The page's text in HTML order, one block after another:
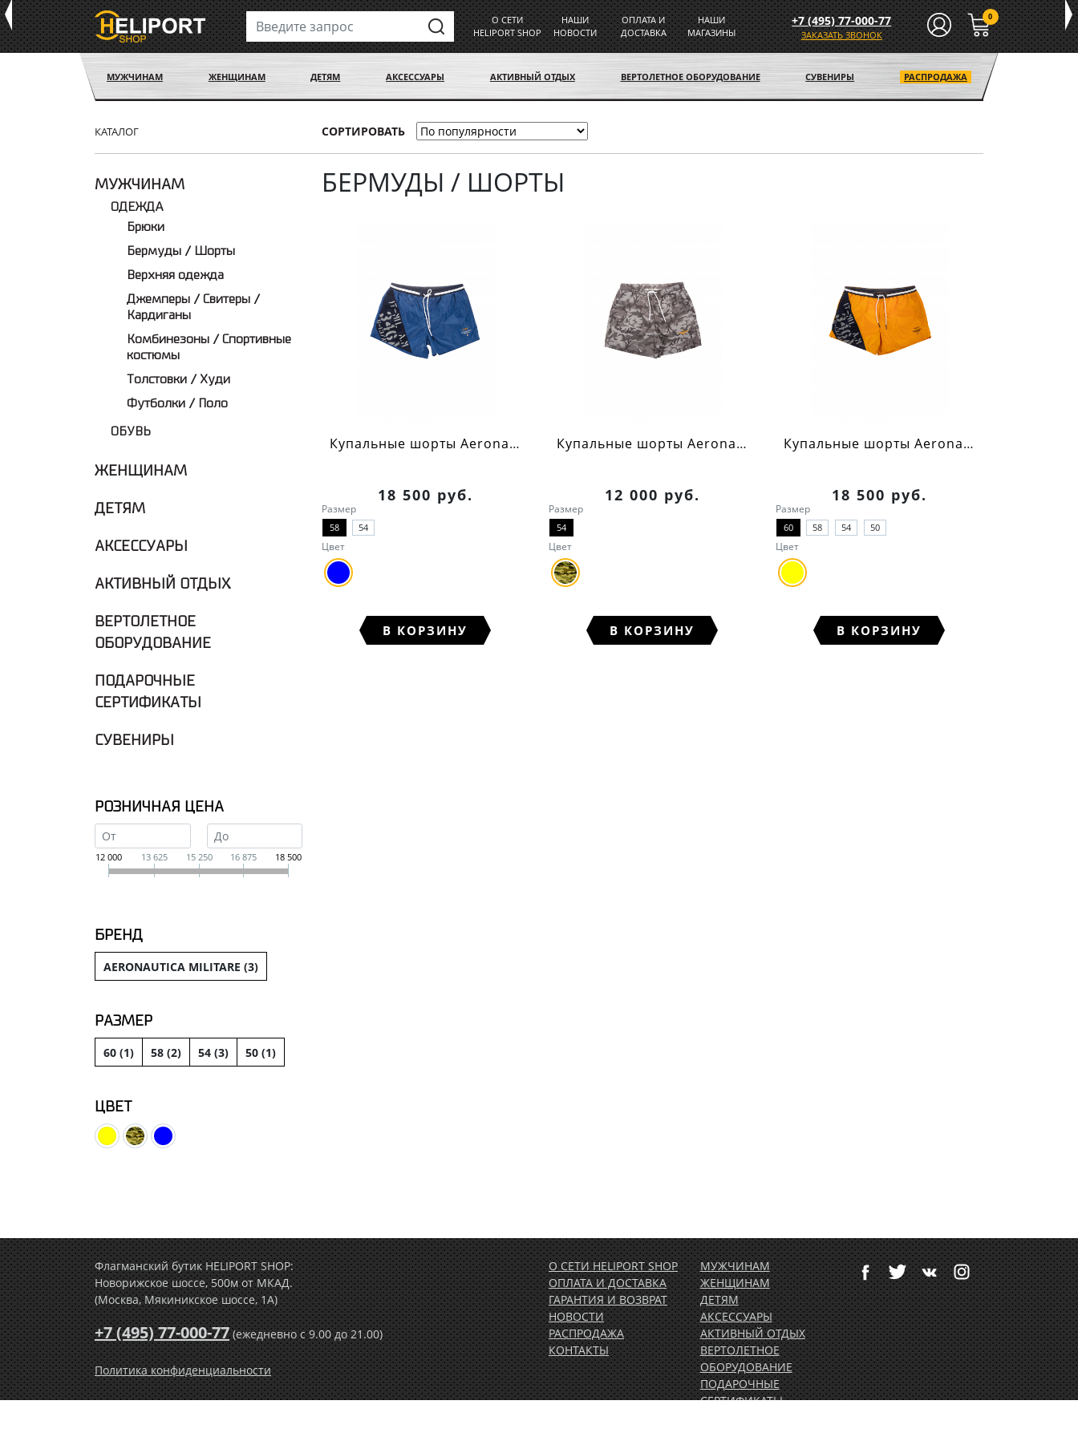
О СЕТИ
HELIPORT SHOP
НАШИ
НОВОСТИ
ОПЛАТА И
ДОСТАВКА
НАШИ
МАГАЗИНЫ
+7 (495) 77-000-77
ЗАКАЗАТЬ ЗВОНОК
0
МУЖЧИНАМ ЖЕНЩИНАМ ДЕТЯМ АКСЕССУАРЫ АКТИВНЫЙ ОТДЫХ ВЕРТОЛЕТНОЕ ОБОРУДОВАНИЕ СУВЕНИРЫ РАСПРОДАЖА
КАТАЛОГ СОРТИРОВАТЬ
МУЖЧИНАМ
ОДЕЖДА
Брюки
Бермуды / Шорты
Верхняя одежда
Джемперы / Свитеры /
Кардиганы
Комбинезоны / Спортивные
костюмы
Толстовки / Худи
Футболки / Поло
ОБУВЬ
ЖЕНЩИНАМ
ДЕТЯМ
АКСЕССУАРЫ
АКТИВНЫЙ ОТДЫХ
ВЕРТОЛЕТНОЕ
ОБОРУДОВАНИЕ
ПОДАРОЧНЫЕ
СЕРТИФИКАТЫ
СУВЕНИРЫ
РОЗНИЧНАЯ ЦЕНА
12 000 13 625 15 250 16 875 18 500
БРЕНД
AERONAUTICA MILITARE (3)
РАЗМЕР
60 (1) 58 (2) 54 (3) 50 (1)
ЦВЕТ
БЕРМУДЫ / ШОРТЫ
Купальные шорты Aeronautica Militare (синий)
18 500 руб.
Размер
58 54
Цвет
В КОРЗИНУ
Купальные шорты Aeronautica Militare (камуфляж)
12 000 руб.
Размер
54
Цвет
В КОРЗИНУ
Купальные шорты Aeronautica Militare (желтый)
18 500 руб.
Размер
60 58 54 50
Цвет
В КОРЗИНУ
Флагманский бутик HELIPORT SHOP:
Новорижское шоссе, 500м от МКАД.
(Москва, Мякиникское шоссе, 1А)
+7 (495) 77-000-77(ежедневно c 9.00 до 21.00)
Политика конфиденциальности
О СЕТИ HELIPORT SHOP
ОПЛАТА И ДОСТАВКА
ГАРАНТИЯ И ВОЗВРАТ
НОВОСТИ
РАСПРОДАЖА
КОНТАКТЫ
МУЖЧИНАМ
ЖЕНЩИНАМ
ДЕТЯМ
АКСЕССУАРЫ
АКТИВНЫЙ ОТДЫХ
ВЕРТОЛЕТНОЕ
ОБОРУДОВАНИЕ
ПОДАРОЧНЫЕ
СЕРТИФИКАТЫ